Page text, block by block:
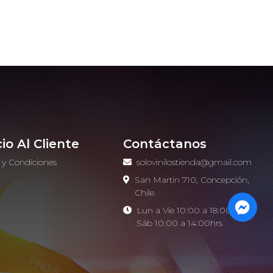
Al Cliente
Condiciones
Contáctanos
solovinilostienda@gmail.com
San Martin 710, Concepción,
Chile.
Lun a Vie 10:00 a 18:00hrs -
Sáb 10:00 a 14:00hrs